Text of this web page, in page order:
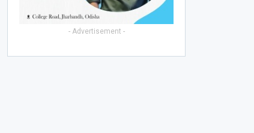
- Advertisement -